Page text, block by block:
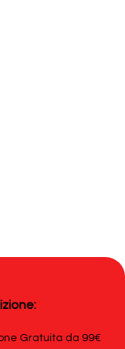
Gratuita da 99€